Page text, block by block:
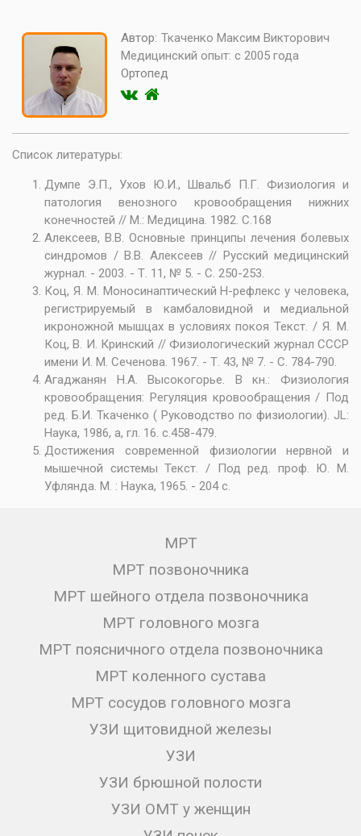
Автор: Ткаченко Максим Викторович
Медицинский опыт: с 2005 года
Ортопед
Список литературы:
Думпе Э.П., Ухов Ю.И., Швальб П.Г. Физиология и
патология венозного кровообращения нижних
конечностей // М.: Медицина. 1982. С.168
Алексеев, В.В. Основные принципы лечения болевых
синдромов / В.В. Алексеев // Русский медицинский
журнал. - 2003. - Т. 11, № 5. - С. 250-253.
Коц, Я. М. Моносинаптический Н-рефлекс у человека,
регистрируемый в камбаловидной и медиальной
икроножной мышцах в условиях покоя Текст. / Я. М.
Коц, В. И. Кринский // Физиологический журнал СССР
имени И. М. Сеченова. 1967. - Т. 43, № 7. - С. 784-790.
Агаджанян Н.А. Высокогорье. В кн.: Физиология
кровообращения: Регуляция кровообращения / Под
ред. Б.И. Ткаченко ( Руководство по физиологии). JL:
Наука, 1986, а, гл. 16. с.458-479.
Достижения современной физиологии нервной и
мышечной системы Текст. / Под ред. проф. Ю. М.
Уфлянда. М. : Наука, 1965. - 204 с.
МРТ
МРТ позвоночника
МРТ шейного отдела позвоночника
МРТ головного мозга
МРТ поясничного отдела позвоночника
МРТ коленного сустава
МРТ сосудов головного мозга
УЗИ щитовидной железы
УЗИ
УЗИ брюшной полости
УЗИ ОМТ у женщин